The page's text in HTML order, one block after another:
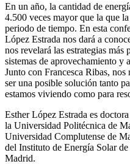
En un año, la cantidad de
4.500 veces mayor que la que
periodo de tiempo. En esta
López Estrada nos dará a
nos revelará las estrategias más
sistemas de aprovechamiento y
Junto con Francesca Ribas,
ser una posible solución tanto
estamos viviendo como para
Esther López Estrada es
la Universidad Politécnica de
Universidad Complutense de
del Instituto de Energía Solar
Madrid.